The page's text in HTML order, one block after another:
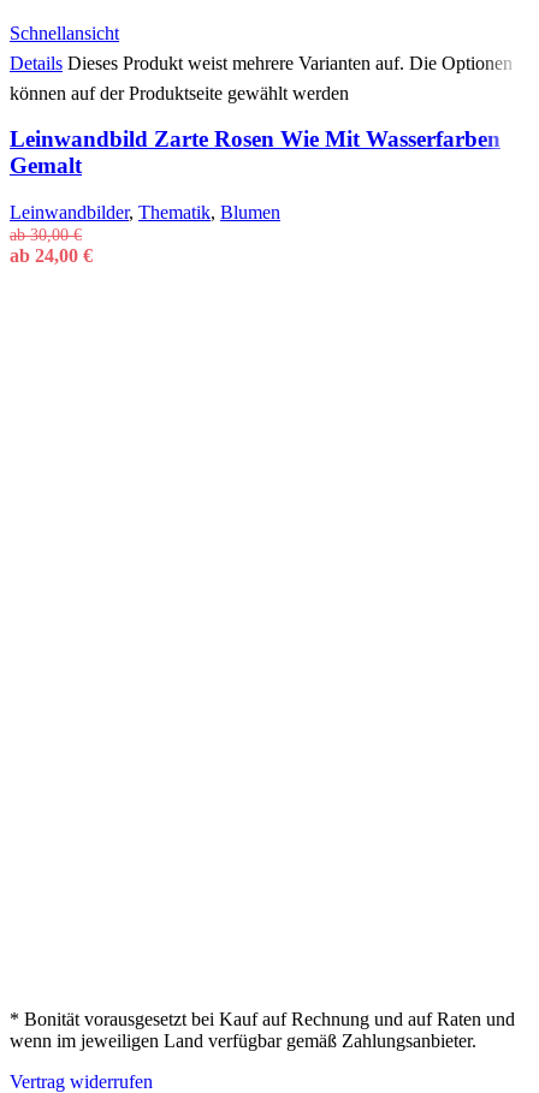
Schnellansicht
Details Dieses Produkt weist mehrere Varianten auf. Die Optionen
können auf der Produktseite gewählt werden
Leinwandbild Zarte Rosen Wie Mit Wasserfarben
Gemalt
Leinwandbilder, Thematik, Blumen
ab30,00€
ab 24,00 €
* Bonität vorausgesetzt bei Kauf auf Rechnung und auf Raten und
wenn im jeweiligen Land verfügbar gemäß Zahlungsanbieter.
Vertrag widerrufen